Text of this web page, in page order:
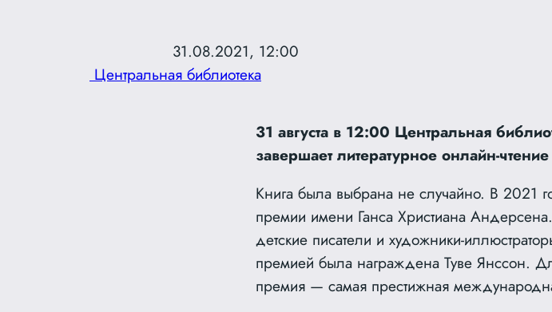
31.08.2021, 12:00
Центральная библиотека
31 августа в 12:00 Центральная
завершает литературное онлайн-
Книга была выбрана не случайно. В 2021
премии имени Ганса Христиана
детские писатели и художники-
премией была награждена Туве Янссон.
премия — самая престижная